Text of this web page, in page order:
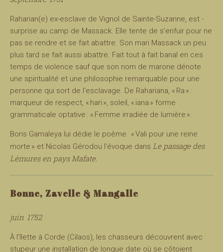
Raharian(e) ex-esclave de Vignol de Sainte-Suzanne, est -
surprise au camp de Massack. Elle tente de s’enfuir pour ne
pas se rendre et se fait abattre. Son mari Massack un peu
plus tard se fait aussi abattre. Fait tout à fait banal en ces
temps de violence sauf que son nom de marone dénote
une spiritualité et une philosophie remarquable pour une
personne qui sort de l’esclavage. De Rahariana, « Ra » :
marqueur de respect, « hari », soleil, « iana » forme
grammaticale optative : « Femme irradiée de lumière ».
Boris Gamaleya lui dédie le poème : « Vali pour une reine
morte » et Nicolas Gérodou l’évoque dans Le passage des
Lémures en pays Mafate.
Bonne, Zavelle & Mangalle
juin 1752
À l’îlette à Corde (Cilaos), les chasseurs découvrent avec
stupeur une installation de longue date où se côtoient